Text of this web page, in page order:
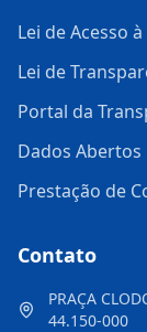
Lei de Acesso
Lei de
Portal da
Dados Abertos
Prestação de
Contato
PRAÇA
44.150-000